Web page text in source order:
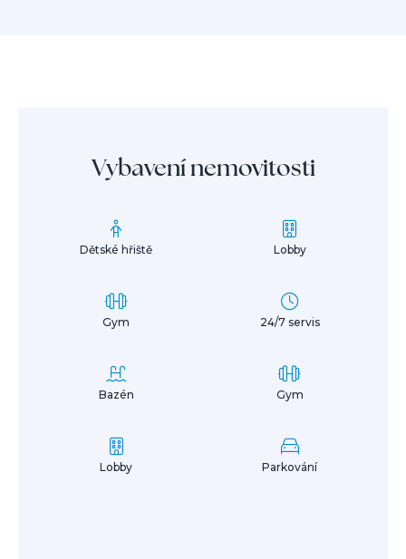
Vybavení nemovitosti
Dětské hřiště Lobby
Gym 24/7 servis
Bazén Gym
Lobby Parkování